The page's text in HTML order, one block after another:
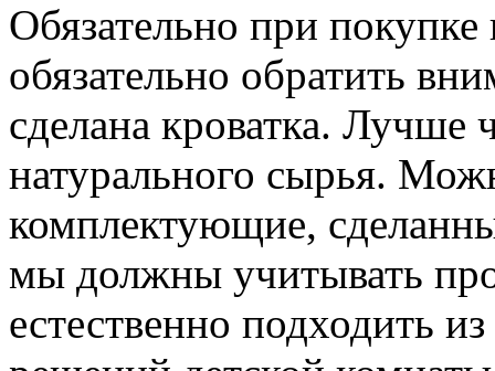
Обязательно при
обязательно обратить
сделана кроватка. Лучше
натурального сырья.
комплектующие,
мы должны учитывать
естественно подходить